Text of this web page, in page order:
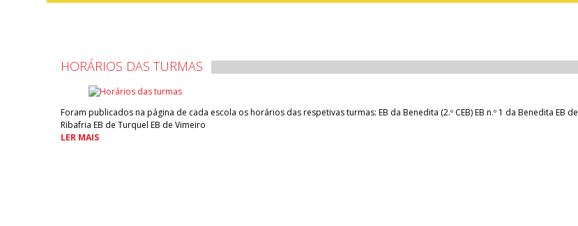
HORÁRIOS DAS TURMAS
Foram publicados na página de cada escola os horários das respetivas turmas: EB da Benedita (2.º CEB) EB n.º 1 da Benedita EB de
Ribafria EB de Turquel EB de Vimeiro
LER MAIS